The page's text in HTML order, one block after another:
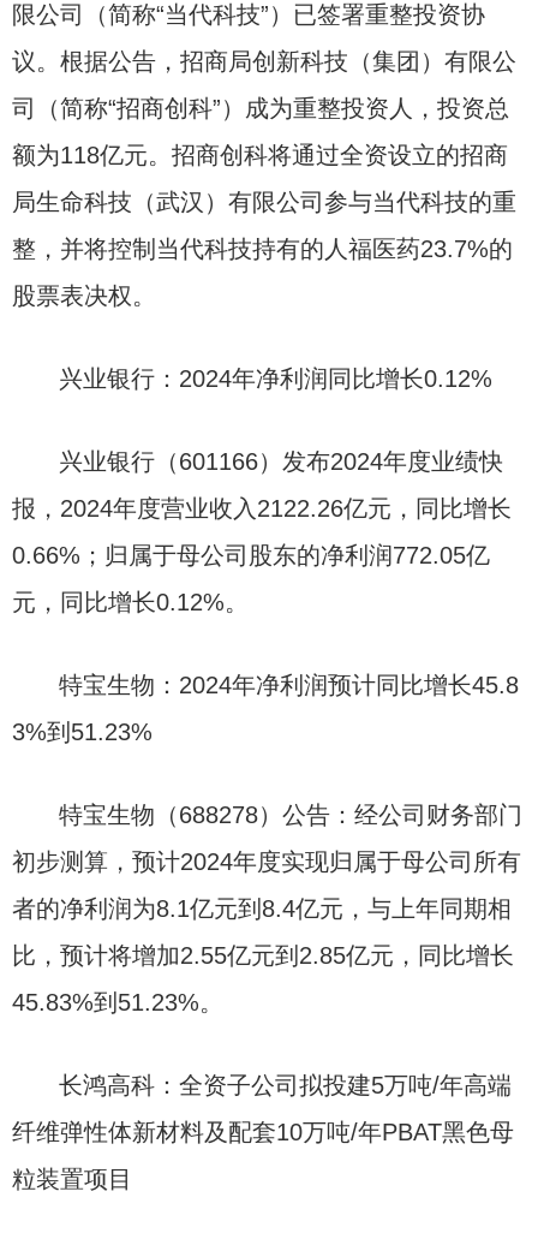
限公司（简称“当代科技”）已签署重整投资协
议。根据公告，招商局创新科技（集团）有限公
司（简称“招商创科”）成为重整投资人，投资总
额为118亿元。招商创科将通过全资设立的招商
局生命科技（武汉）有限公司参与当代科技的重
整，并将控制当代科技持有的人福医药23.7%的
股票表决权。
兴业银行：2024年净利润同比增长0.12%
兴业银行（601166）发布2024年度业绩快
报，2024年度营业收入2122.26亿元，同比增长
0.66%；归属于母公司股东的净利润772.05亿
元，同比增长0.12%。
特宝生物：2024年净利润预计同比增长45.8
3%到51.23%
特宝生物（688278）公告：经公司财务部门
初步测算，预计2024年度实现归属于母公司所有
者的净利润为8.1亿元到8.4亿元，与上年同期相
比，预计将增加2.55亿元到2.85亿元，同比增长
45.83%到51.23%。
长鸿高科：全资子公司拟投建5万吨/年高端
纤维弹性体新材料及配套10万吨/年PBAT黑色母
粒装置项目